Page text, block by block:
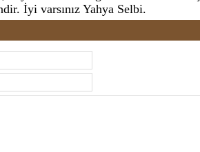
İyi varsınız Yahya Selbi.